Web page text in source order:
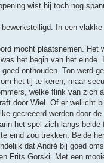
wist hij toch nog
In een
mocht plaatsnemen.
het begin van het
onthouden. Ton werd
het tij te keren, maar
welke flink van zich
door Wiel. Of er wellicht
gecreëerd werden door de
het spel zich langs
eind zou trekken. Beide
dat André bij goed
Frits Gorski. Met een